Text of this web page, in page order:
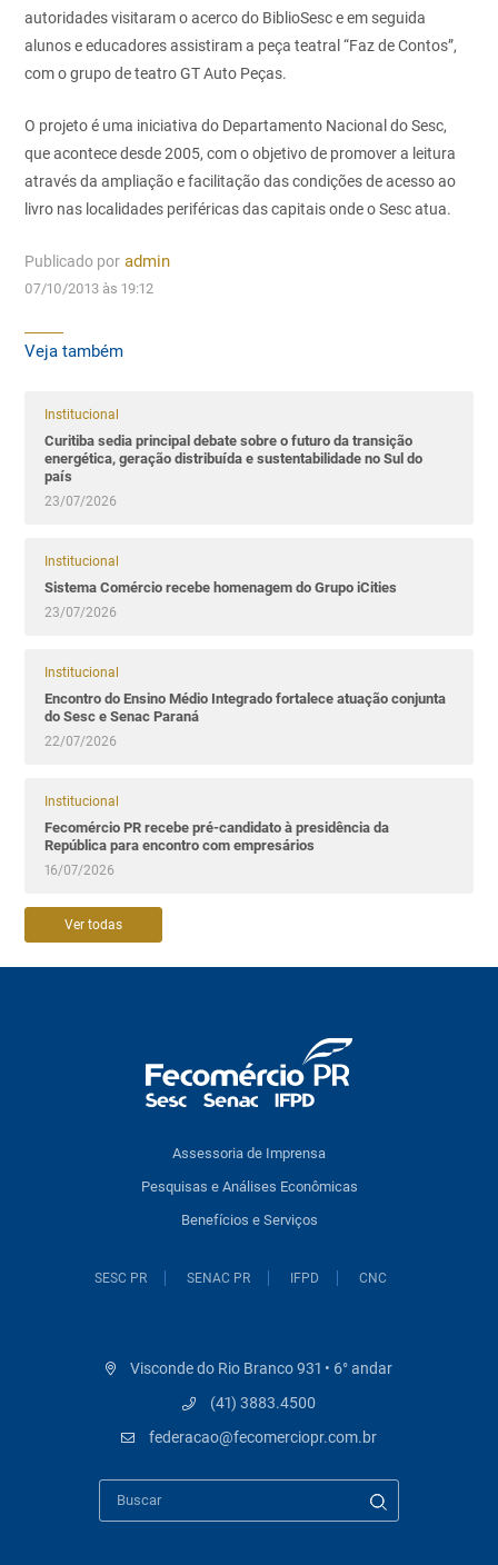
autoridades visitaram o acerco do BiblioSesc e em seguida
alunos e educadores assistiram a peça teatral “Faz de Contos”,
com o grupo de teatro GT Auto Peças.
O projeto é uma iniciativa do Departamento Nacional do Sesc,
que acontece desde 2005, com o objetivo de promover a leitura
através da ampliação e facilitação das condições de acesso ao
livro nas localidades periféricas das capitais onde o Sesc atua.
Publicado por admin
07/10/2013 às 19:12
Veja também
Institucional
Curitiba sedia principal debate sobre o futuro da transição
energética, geração distribuída e sustentabilidade no Sul do
país
23/07/2026
Institucional
Sistema Comércio recebe homenagem do Grupo iCities
23/07/2026
Institucional
Encontro do Ensino Médio Integrado fortalece atuação conjunta
do Sesc e Senac Paraná
22/07/2026
Institucional
Fecomércio PR recebe pré-candidato à presidência da
República para encontro com empresários
16/07/2026
Ver todas
Assessoria de Imprensa
Pesquisas e Análises Econômicas
Benefícios e Serviços
SESC PR SENAC PR IFPD CNC
Visconde do Rio Branco 931 • 6° andar
(41) 3883.4500
federacao@fecomerciopr.com.br